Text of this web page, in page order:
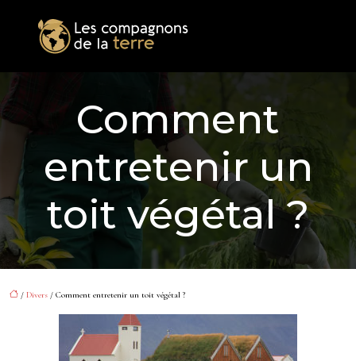
Comment
entretenir un
toit végétal ?
/ Divers / Comment entretenir un toit végétal ?